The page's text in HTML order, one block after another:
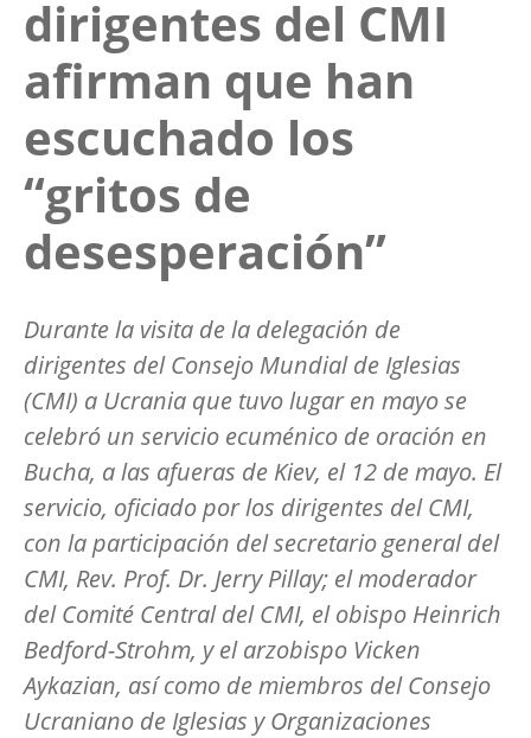
dirigentes del CMI
afirman que han
escuchado los
“gritos de
desesperación”
Durante la visita de la delegación de
dirigentes del Consejo Mundial de Iglesias
(CMI) a Ucrania que tuvo lugar en mayo se
celebró un servicio ecuménico de oración en
Bucha, a las afueras de Kiev, el 12 de mayo. El
servicio, oficiado por los dirigentes del CMI,
con la participación del secretario general del
CMI, Rev. Prof. Dr. Jerry Pillay; el moderador
del Comité Central del CMI, el obispo Heinrich
Bedford-Strohm, y el arzobispo Vicken
Aykazian, así como de miembros del Consejo
Ucraniano de Iglesias y Organizaciones